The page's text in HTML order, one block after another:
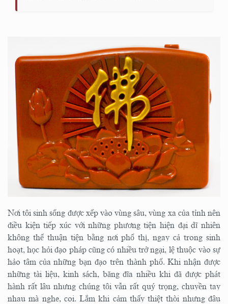
Nơi tôi sinh sống được xếp vào vùng sâu, vùng xa của tỉnh nên
điều kiện tiếp xúc với những phương tiện hiện đại dĩ nhiên
không thể thuận tiện bằng nơi phố thị, ngay cả trong sinh
hoạt, học hỏi đạo pháp cũng có nhiều trở ngại, lệ thuộc vào sự
hảo tâm của những bạn đạo trên thành phố. Khi nhận được
những tài liệu, kinh sách, băng đĩa nhiều khi đã được phát
hành rất lâu nhưng chúng tôi vẫn rất quý trọng, chuyền tay
nhau mà nghe, coi. Lắm khi cảm thấy thiệt thòi nhưng đâu